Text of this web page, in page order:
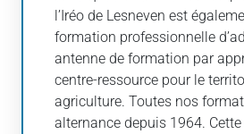
l’Iréo de Lesneven est
formation professionnelle
antenne de formation par
centre-ressource pour le
agriculture. Toutes nos
alternance depuis 1964. Cette